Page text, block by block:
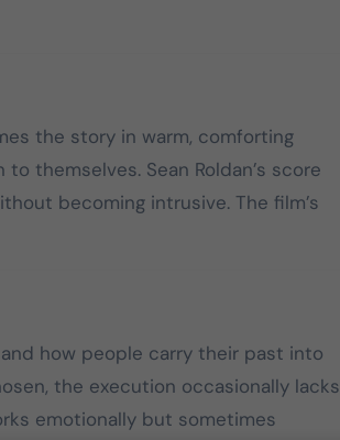
the story in warm, comforting
to themselves. Sean Roldan’s score
becoming intrusive. The film’s
how people carry their past into
the execution occasionally lacks
emotionally but sometimes